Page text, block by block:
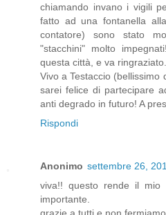
chiamando invano i vigili
fatto ad una fontanella
contatore) sono stato
"stacchini" molto
questa città, e va ringraziato...
Vivo a Testaccio
sarei felice di partecipare
anti degrado in futuro! A
Rispondi
Anonimo settembre 26,
viva!! questo rende il mio
importante.